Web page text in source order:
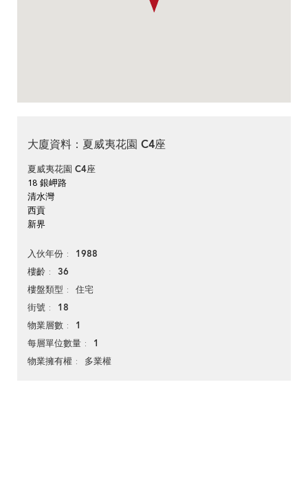
大廈資料：夏威夷花園 C4座
夏威夷花園 C4座
18 銀岬路
清水灣
西貢
新界
入伙年份 1988
樓齡 36
樓盤類型 住宅
街號 18
物業層數 1
每層單位數量 1
物業擁有權 多業權